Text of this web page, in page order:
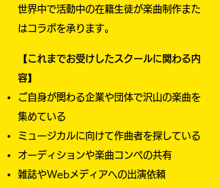
世界中で活動中の在籍生徒が楽曲制作また
はコラボを承ります。
【これまでお受けしたスクールに関わる内
容】
ご自身が関わる企業や団体で沢山の楽曲を
集めている
​ミュージカルに向けて作曲者を探している
オーディションや楽曲コンペの共有
​雑誌やWebメディアへの出演依頼